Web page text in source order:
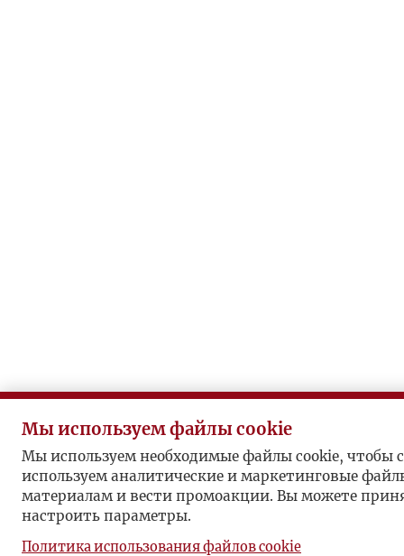
Мы используем файлы cookie
Мы используем необходимые файлы cookie, чтобы
используем аналитические и маркетинговые
материалам и вести промоакции. Вы можете
настроить параметры.
Политика использования файлов cookie